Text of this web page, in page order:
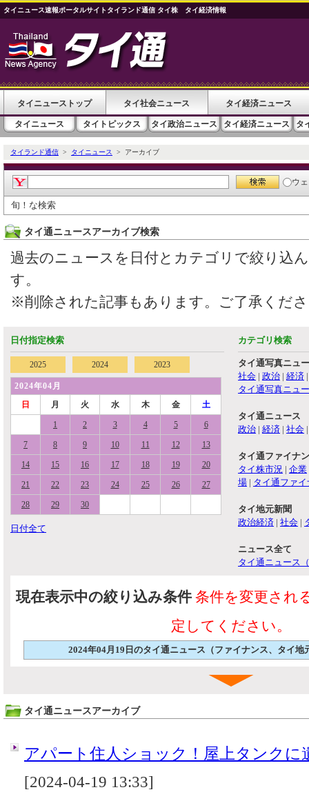
タイニュース速報ポータルサイトタイランド通信 タイ株 タイ経済情報
タイニューストップ タイ社会ニュース タイ経済ニュース
タイニュース タイトピックス タイ政治ニュース タイ経済ニュース タ
タイランド通信 > タイニュース > アーカイブ
ウ
旬！な検索
タイ通ニュースアーカイブ検索
過去のニュースを日付とカテゴリで絞り込
す。
※削除された記事もあります。ご了承くだ
日付指定検索
2025 2024 2023
2024年04月
日
月 火 水 木 金 土
1 2 3 4 5 6
7 8 9 10 11 12 13
14 15 16 17 18 19 20
21 22 23 24 25 26 27
28 29 30
日付全て
カテゴリ検索
タイ通写真ニュ
社会 | 政治 | 経済
タイ通写真ニュ
タイ通ニュース
政治 | 経済 | 社会
タイ通ファイナ
タイ株市況 | 企業
場 | タイ通ファ
タイ地元新聞
政治経済 | 社会 |
ニュース全て
タイ通ニュース
現在表示中の絞り込み条件 条件を変更され
定してください。
2024年04月19日のタイ通ニュース（ファイナンス、タイ地
タイ通ニュースアーカイブ
アパート住人ショック！屋上タンクに
[2024-04-19 13:33]